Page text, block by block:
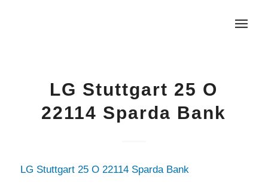
LG Stuttgart 25 O
22114 Sparda Bank
LG Stuttgart 25 O 22114 Sparda Bank